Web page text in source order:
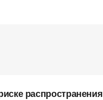
распространения